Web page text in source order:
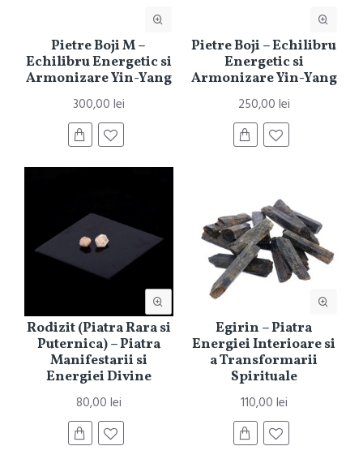
Pietre Boji M –
Echilibru Energetic si
Armonizare Yin-Yang
300,00 lei
Pietre Boji – Echilibru
Energetic si
Armonizare Yin-Yang
250,00 lei
Rodizit (Piatra Rara si
Puternica) – Piatra
Manifestarii si
Energiei Divine
80,00 lei
Egirin – Piatra
Energiei Interioare si
a Transformarii
Spirituale
110,00 lei